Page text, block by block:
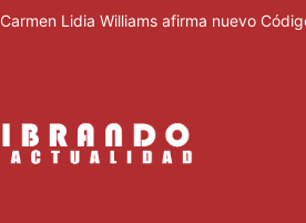
Carmen Lidia Williams afirma nuevo